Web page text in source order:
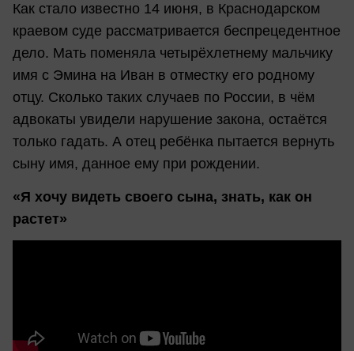
Как стало известно 14 июня, в Краснодарском
краевом суде рассматривается беспрецедентное
дело. Мать поменяла четырёхлетнему мальчику
имя с Эмина на Иван в отместку его родному
отцу. Сколько таких случаев по России, в чём
адвокаты увидели нарушение закона, остаётся
только гадать. А отец ребёнка пытается вернуть
сыну имя, данное ему при рождении.
«Я хочу видеть своего сына, знать, как он
растет»